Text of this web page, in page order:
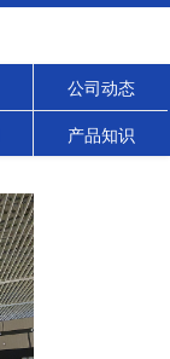
公司动态
产品知识